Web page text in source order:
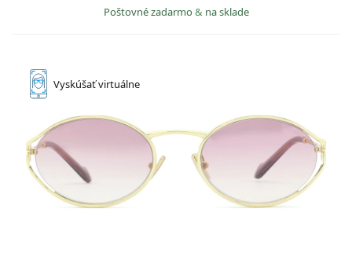
Poštovné zadarmo& na sklade
Vyskúšaťvirtuálne